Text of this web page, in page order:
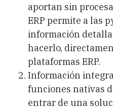
aportan sin
ERP permite a las
información
hacerlo,
plataformas ERP.
Información
funciones nativas
entrar de una